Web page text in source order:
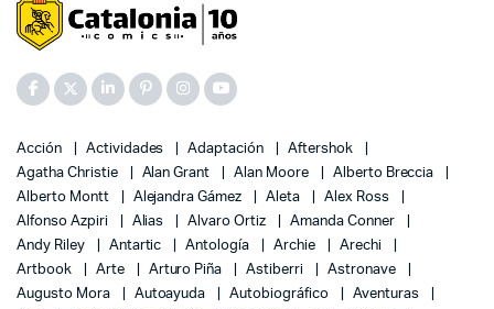
Acción Actividades Adaptación
Aftershok
Agatha Christie
Alan Grant Alan Moore
Alberto Breccia
Alberto Montt
Alejandra Gámez Aleta
Alex Ross
Alfonso Azpiri
Alias Alvaro Ortiz
Amanda Conner
Andy Riley
Antartic Antología Archie
Arechi
Artbook
Arte Arturo Piña Astiberri
Astronave
Augusto Mora
Autoayuda Autobiográfico
Aventuras